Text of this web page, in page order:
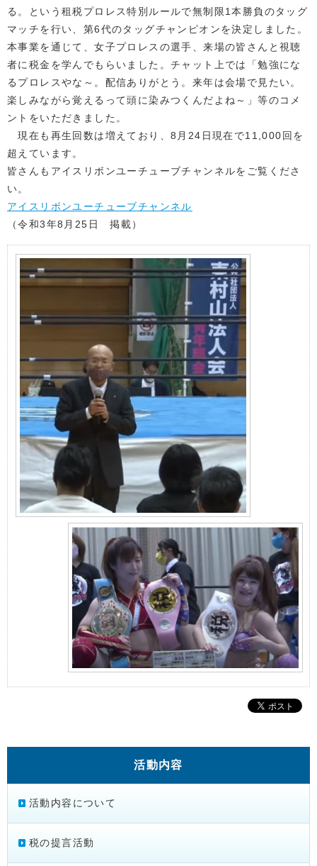
る。という租税プロレス特別ルールで無制限1本勝負のタッグ
マッチを行い、第6代のタッグチャンピオンを決定しました。
本事業を通じて、女子プロレスの選手、来場の皆さんと視聴
者に税金を学んでもらいました。チャット上では「勉強にな
るプロレスやな～。配信ありがとう。来年は会場で見たい。
楽しみながら覚えるって頭に染みつくんだよね～」等のコメ
ントをいただきました。
現在も再生回数は増えており、8月24日現在で11,000回を
超えています。
皆さんもアイスリボンユーチューブチャンネルをご覧くださ
い。
アイスリボンユーチューブチャンネル
（令和3年8月25日 掲載）
活動内容
活動内容について
税の提言活動